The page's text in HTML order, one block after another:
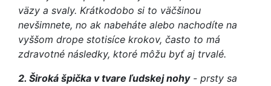
väzy a svaly. Krátkodobo si to väčšinou
nevšimnete, no ak nabeháte alebo nachodíte na
vyššom drope stotisíce krokov, často to má
zdravotné následky, ktoré môžu byť aj trvalé.
2. Široká špička v tvare ľudskej nohy - prsty sa